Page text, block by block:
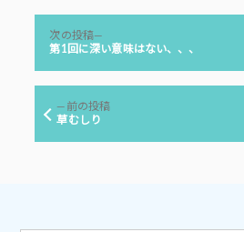
リ
ナ
ー
前の投稿前
草むしり
次の投稿
の
第1回に深い意味はない、、、